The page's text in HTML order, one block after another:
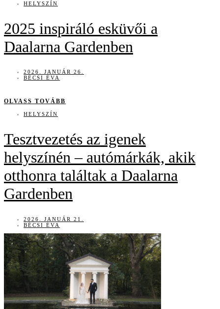
HELYSZÍN
2025 inspiráló esküvői a
Daalarna Gardenben
2026. JANUÁR 26.
BÉCSI ÉVA
OLVASS TOVÁBB
HELYSZÍN
Tesztvezetés az igenek
helyszínén – autómárkák, akik
otthonra találtak a Daalarna
Gardenben
2026. JANUÁR 21.
BÉCSI ÉVA